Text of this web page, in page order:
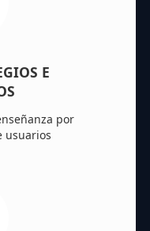
E
por
usuarios